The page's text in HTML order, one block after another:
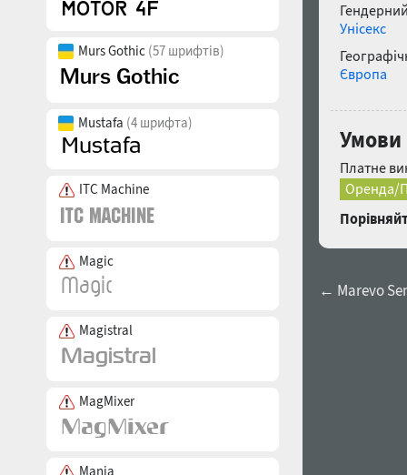
Murs Gothic (57 шрифтів)
Mustafa (4 шрифта)
ITC Machine
Magic
Magistral
MagMixer
Mania
Унісекс
Європа
Умови
Платне
Оренда/
← Marevo